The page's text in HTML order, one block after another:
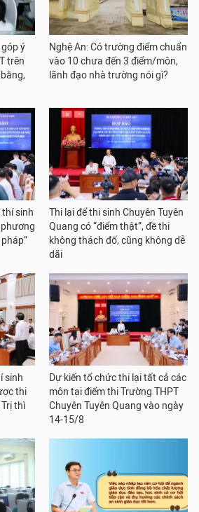
ý
trên
Nghệ An: Có trường điểm chuẩn
vào 10 chưa đến 3 điểm/môn,
lãnh đạo nhà trường nói gì?
thí sinh
Thi lại để thi sinh Chuyên Tuyên
Quang có “điểm thật”, đề thi
không thách đố, cũng không dễ
dãi
sinh
thi
thì
Dự kiến tổ chức thi lại tất cả các
môn tại điểm thi Trường THPT
Chuyên Tuyên Quang vào ngày
14-15/8